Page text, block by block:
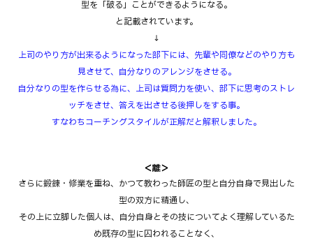
型を「破る」ことができるようになる。
と記載されています。
↓
上司のやり方が出来るようになった部下には、先輩や同僚などのやり方も
見させて、自分なりのアレンジをさせる。
自分なりの型を作らせる為に、上司は質問力を使い、部下に思考のストレ
ッチをさせ、答えを出させる後押しをする事。
すなわちコーチングスタイルが正解だと解釈しました。
＜離＞
さらに鍛錬・修業を重ね、かつて教わった師匠の型と自分自身で見出した
型の双方に精通し、
その上に立脚した個人は、自分自身とその技についてよく理解しているた
め既存の型に囚われることなく、